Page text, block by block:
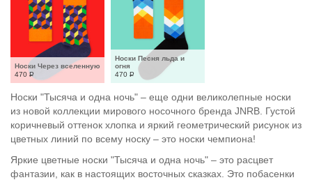
Носки Через вселенную
470 Р
Носки Песня льда и
огня
470 Р
Носки "Тысяча и одна ночь" – еще одни великолепные носки
из новой коллекции мирового носочного бренда JNRB. Густой
коричневый оттенок хлопка и яркий геометрический рисунок из
цветных линий по всему носку – это носки чемпиона!
Яркие цветные носки "Тысяча и одна ночь" – это расцвет
фантазии, как в настоящих восточных сказках. Это побасенки